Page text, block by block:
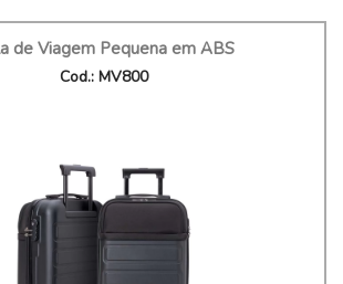
de Viagem Pequena em ABS
Cod.: MV800